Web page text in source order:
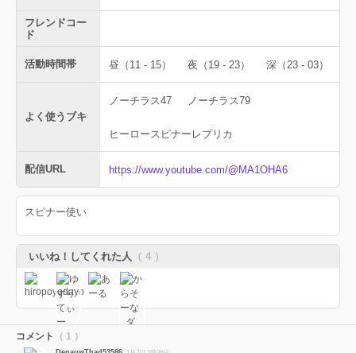
フレンドコー
ド
活動時間帯 昼（11 - 15） 夜（19 - 23） 深（23 - 03）
よく使うブキ
ノーチラス47 ノーチラス79
ヒーロースピナーレプリカ
配信URL https://www.youtube.com/@MA1OHA6
スピナー使い
いいね！してくれた人 （ 4 ）
コメント （ 1 ）